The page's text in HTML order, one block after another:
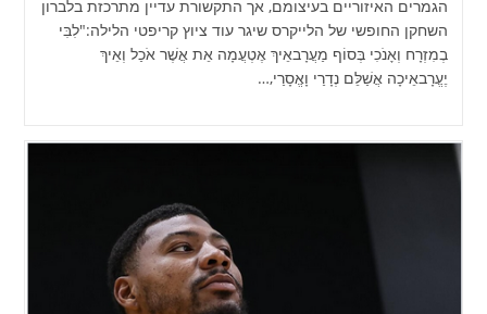
הגמרים האיזוריים בעיצומם, אך התקשורת עדיין מתרכזת בלברון
השחקן החופשי של הלייקרס שיגר עוד ציוץ קריפטי הלילה:"לִבִּי
בְמִזְרָח וְאָנֹכִי בְּסוֹף מַעֲרָבאֵיךְ אֶטְעֲמָה אֵת אֲשֶׁר אֹכַל וְאֵיךְ
יֶעֱרָבאֵיכָה אֲשַׁלֵּם נְדָרַי וָאֱסָרַי,…